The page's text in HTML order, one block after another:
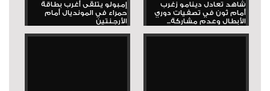
شاهد تعادل دينامو زغرب
أمام ثون في تصفيات دوري
الأبطال وعدم مشاركة...
إمبولو يتلقى أغرب بطاقة
حمراء في المونديال أمام
الأرجنتين